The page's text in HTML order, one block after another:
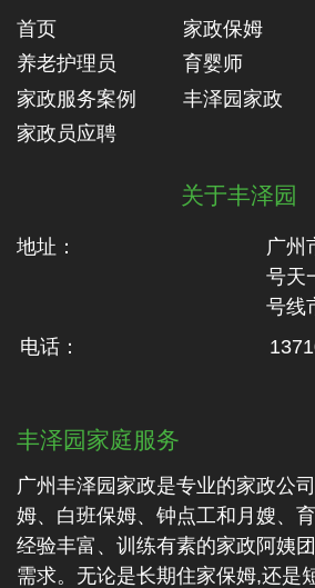
首页 家政保姆
养老护理员
育婴师
家政服务案例
丰泽园家政
家政员应聘
关于丰泽园
地址：
广州
号天
号线
电话：
丰泽园家庭服务
广州丰泽园家政是专业的家政公
姆、白班保姆、钟点工和月嫂、
经验丰富、训练有素的家政阿姨
需求。无论是长期住家保姆,还是